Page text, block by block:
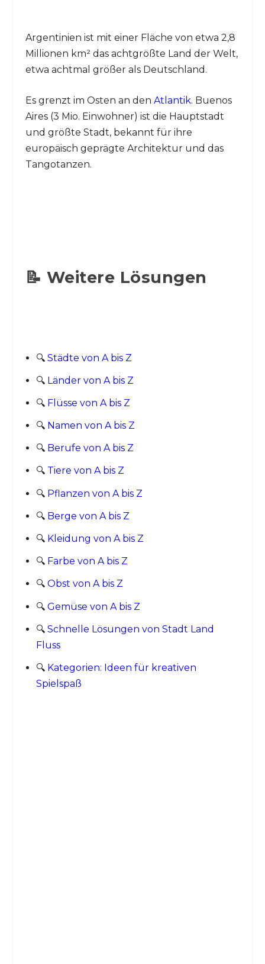
Argentinien ist mit einer Fläche von etwa 2,8
Millionen km² das achtgrößte Land der Welt,
etwa achtmal größer als Deutschland.
Es grenzt im Osten an den Atlantik. Buenos
Aires (3 Mio. Einwohner) ist die Hauptstadt
und größte Stadt, bekannt für ihre
europäisch geprägte Architektur und das
Tangotanzen.
📝 Weitere Lösungen
🔍 Städte von A bis Z
🔍 Länder von A bis Z
🔍 Flüsse von A bis Z
🔍 Namen von A bis Z
🔍 Berufe von A bis Z
🔍 Tiere von A bis Z
🔍 Pflanzen von A bis Z
🔍 Berge von A bis Z
🔍 Kleidung von A bis Z
🔍 Farbe von A bis Z
🔍 Obst von A bis Z
🔍 Gemüse von A bis Z
🔍 Schnelle Lösungen von Stadt Land
Fluss
🔍 Kategorien: Ideen für kreativen
Spielspaß